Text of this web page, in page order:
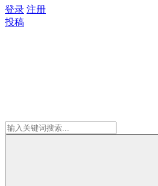
登录 注册
投稿